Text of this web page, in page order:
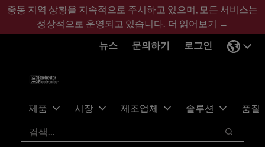
기
콘
바
글
중동 지역 상황을 지속적으로 주시하고 있으며, 모든 서비스는
정상적으로 운영되고 있습니다. 더 읽어보기 →
뉴스
문의하기 로그인
제품 시장 제조업체 솔루션
품질
검색
검색